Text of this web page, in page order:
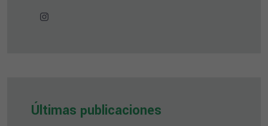
Últimas publicaciones